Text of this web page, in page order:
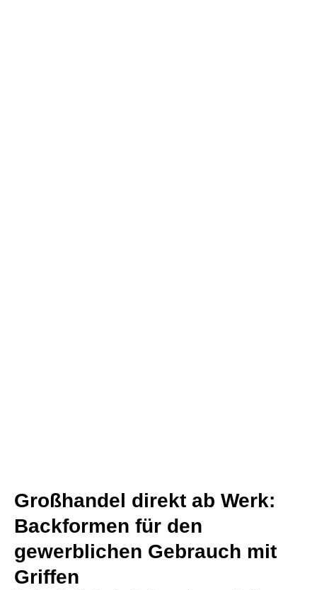
Großhandel direkt ab Werk:
Backformen für den
gewerblichen Gebrauch mit
Griffen